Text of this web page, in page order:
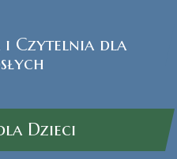
i Czytelnia dla
Dzieci